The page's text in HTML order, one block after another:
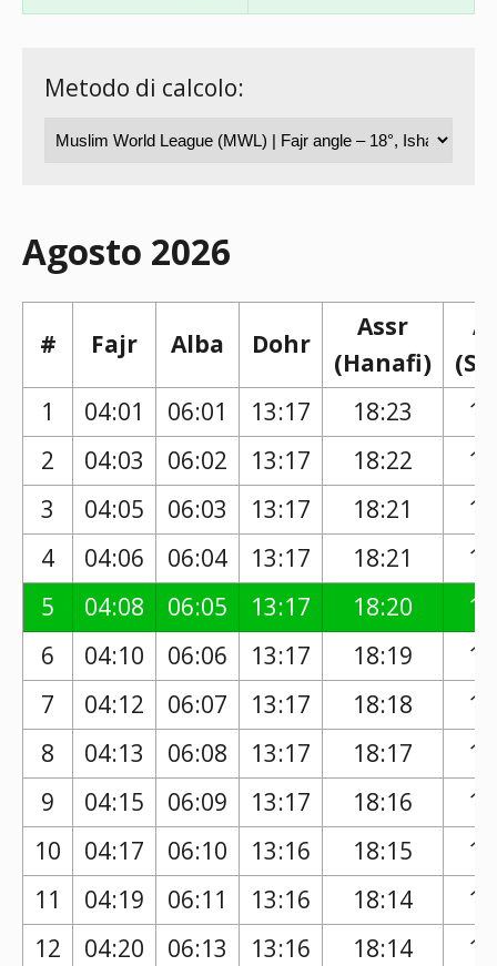
Metodo di calcolo:
Agosto 2026
# Fajr Alba Dohr
Assr
(Hanafi)
1
04:01 06:01 13:17 18:23
2
04:03 06:02 13:17 18:22
3
04:05 06:03 13:17 18:21
4
04:06 06:04 13:17 18:21
5
04:08 06:05 13:17 18:20
6
04:10 06:06 13:17 18:19
7
04:12 06:07 13:17 18:18
8
04:13 06:08 13:17 18:17
9
04:15 06:09 13:17 18:16
10
04:17 06:10 13:16 18:15
11
04:19 06:11 13:16 18:14
12
04:20 06:13 13:16 18:14